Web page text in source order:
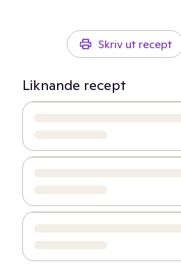
Skriv ut recept
Liknande recept